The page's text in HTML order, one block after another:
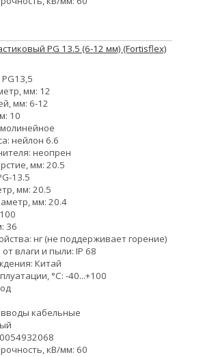
PG 13.5 (6-12 мм) (Fortisflex)
мм: 12
мм: 6-12
10
нейлон 6.6
неопрен
мм: 20.5
13.5
мм: 20.5
мм: 20.4
36
нг (не поддерживает горение)
влаги и пыли: IP 68
Китай
°С: -40...+100
кабельные
кВ/мм: 60